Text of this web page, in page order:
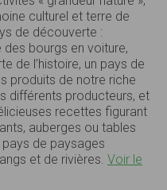
culturel et terre de
de découverte :
bourgs en voiture,
de l’histoire, un pays de
produits de notre riche
différents producteurs, et
recettes figurant
auberges ou tables
pays de paysages
et de rivières. Voir le